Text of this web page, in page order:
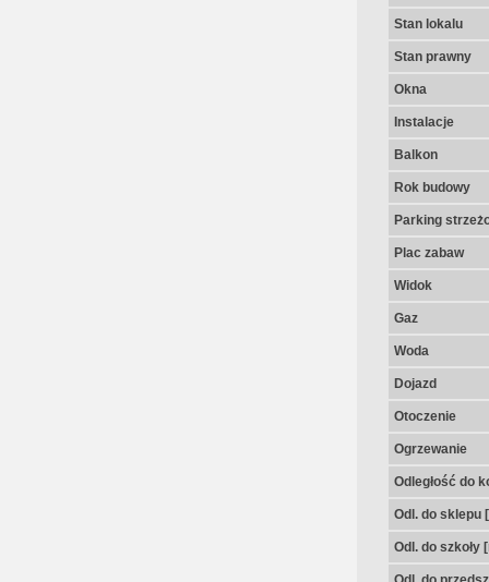
Stan lokalu
Stan prawny
Okna
Instalacje
Balkon
Rok budowy
Parking
Plac zabaw
Widok
Gaz
Woda
Dojazd
Otoczenie
Ogrzewanie
Odległość do
Odl. do sklepu
Odl. do szkoły